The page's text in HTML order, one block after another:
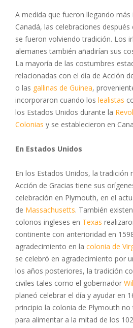
A medida que fueron llegando
Canadá, las celebraciones
se fueron volviendo tradición. Los
alemanes también añadirían sus
La mayoría de las costumbres
relacionadas con el día de Acción
o las gallinas de Guinea,
incorporaron cuando los lealistas
los Estados Unidos durante la
Colonias y se establecieron en
En Estados Unidos
En los Estados Unidos, la tradición
Acción de Gracias tiene sus
celebración en Plymouth, en el
de Massachusetts. También
colonos ingleses en Texas
continente con anterioridad en
agradecimiento en la colonia de
se celebró en agradecimiento por
los años posteriores, la tradición
civiles tales como el gobernador
planeó celebrar el día y ayudar en
principio la colonia de Plymouth
para alimentar a la mitad de los